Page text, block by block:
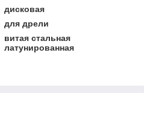
дисковая
для дрели
витая стальная
латунированная